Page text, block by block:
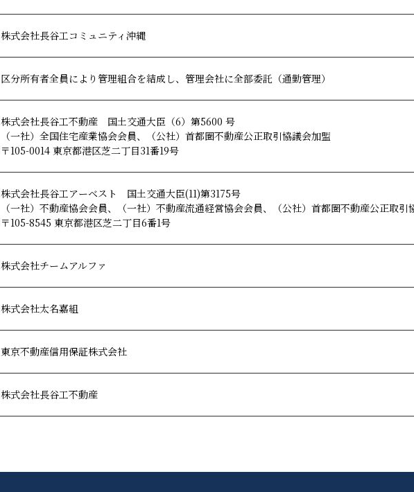
株式会社長谷工コミュニティ沖縄
区分所有者全員により管理組合を結成し、管理会社に全部委託（通勤管理）
株式会社長谷工不動産 国土交通大臣（6）第5600 号
（一社）全国住宅産業協会会員、（公社）首都圏不動産公正取引協議会加盟
〒105-0014 東京都港区芝二丁目31番19号
株式会社長谷工アーベスト 国土交通大臣(11)第3175号
（一社）不動産協会会員、（一社）不動産流通経営協会会員、（公社）首都圏不動産公正取引
〒105-8545 東京都港区芝二丁目6番1号
株式会社チームアルファ
株式会社太名嘉組
東京不動産信用保証株式会社
株式会社長谷工不動産